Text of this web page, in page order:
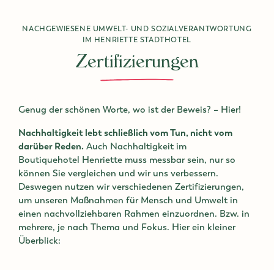
Zertifizierungen
NACHGEWIESENE UMWELT- UND SOZIALVERANTWORTUNG
IM HENRIETTE STADTHOTEL
Genug der schönen Worte, wo ist der Beweis? – Hier!
Nachhaltigkeit lebt schließlich vom Tun, nicht vom
darüber Reden. Auch Nachhaltigkeit im
Boutiquehotel Henriette muss messbar sein, nur so
können Sie vergleichen und wir uns verbessern.
Deswegen nutzen wir verschiedenen Zertifizierungen,
um unseren Maßnahmen für Mensch und Umwelt in
einen nachvollziehbaren Rahmen einzuordnen. Bzw. in
mehrere, je nach Thema und Fokus. Hier ein kleiner
Überblick: